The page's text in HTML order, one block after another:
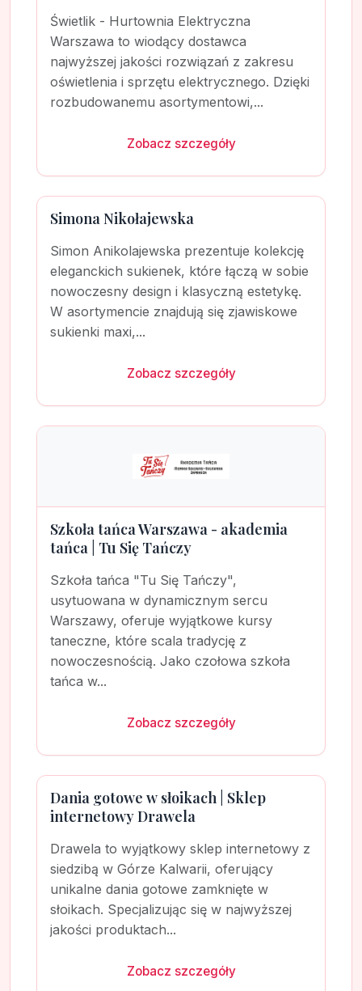
Świetlik - Hurtownia Elektryczna
Warszawa to wiodący dostawca
najwyższej jakości rozwiązań z zakresu
oświetlenia i sprzętu elektrycznego. Dzięki
rozbudowanemu asortymentowi,...
Zobacz szczegóły
Simona Nikołajewska
Simon Anikolajewska prezentuje kolekcję
eleganckich sukienek, które łączą w sobie
nowoczesny design i klasyczną estetykę.
W asortymencie znajdują się zjawiskowe
sukienki maxi,...
Zobacz szczegóły
Szkoła tańca Warszawa - akademia
tańca | Tu Się Tańczy
Szkoła tańca "Tu Się Tańczy",
usytuowana w dynamicznym sercu
Warszawy, oferuje wyjątkowe kursy
taneczne, które scala tradycję z
nowoczesnością. Jako czołowa szkoła
tańca w...
Zobacz szczegóły
Dania gotowe w słoikach | Sklep
internetowy Drawela
Drawela to wyjątkowy sklep internetowy z
siedzibą w Górze Kalwarii, oferujący
unikalne dania gotowe zamknięte w
słoikach. Specjalizując się w najwyższej
jakości produktach...
Zobacz szczegóły